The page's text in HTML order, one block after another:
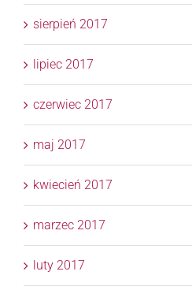
sierpień 2017
lipiec 2017
czerwiec 2017
maj 2017
kwiecień 2017
marzec 2017
luty 2017